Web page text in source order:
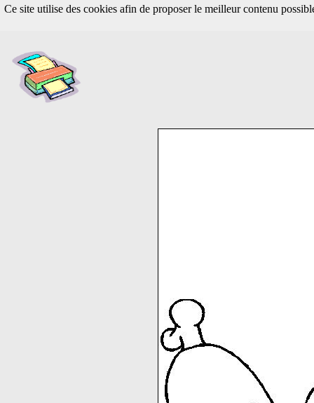
Ce site utilise des cookies afin de proposer le meilleur contenu